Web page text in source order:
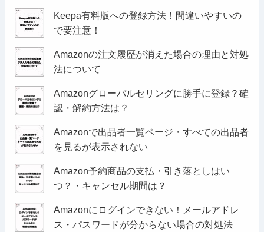
Keepa有料版への登録方法！間違いやすいの
で要注意！
Amazonの注文履歴が消えた場合の理由と対処
法について
Amazonグローバルセリングに勝手に登録？確
認・解約方法は？
Amazonで出品者一覧ページ・すべての出品者
を見るが表示されない
Amazon予約商品の支払・引き落としはい
つ？・キャンセル期間は？
Amazonにログインできない！メールアドレ
ス・パスワードが分からない場合の対処法